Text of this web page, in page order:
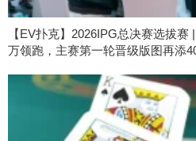
【EV扑克】2026IPG总决赛选拔
万领跑，主赛第一轮晋级版图再添